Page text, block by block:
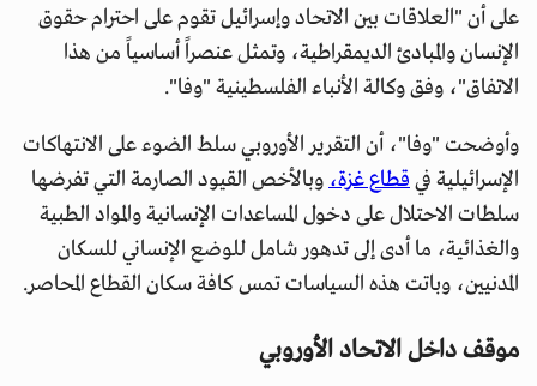
على أن "العلاقات بين الاتحاد وإسرائيل تقوم على احترام حقوق
الإنسان والمبادئ الديمقراطية، وتمثل عنصراً أساسياً من هذا
الاتفاق"، وفق وكالة الأنباء الفلسطينية "وفا".
وأوضحت "وفا"، أن التقرير الأوروبي سلط الضوء على الانتهاكات
الإسرائيلية فيقطاع غزة،وبالأخص القيود الصارمة التي تفرضها
سلطات الاحتلال على دخول المساعدات الإنسانية والمواد الطبية
والغذائية، ما أدى إلى تدهور شامل للوضع الإنساني للسكان
المدنيين، وباتت هذه السياسات تمس كافة سكان القطاع المحاصر.
موقف داخل الاتحاد الأوروبي